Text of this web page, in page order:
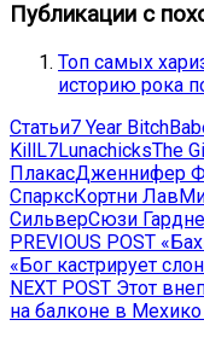
Публикации с
Топ самых
историю рока
Статьи7 Year Bitch
KillL7LunachicksThe
ПлакасДженнифер
СпарксКортни Лав
СильверСюзи
Навигация
по
записям
PREVIOUS POST
post:
«Бог кастрирует
NEXT POST Next
post:
Этот
на балконе в